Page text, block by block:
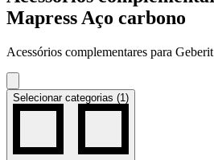
Mapress Aço carbono
Acessórios complementares para
Selecionar categorias (1)